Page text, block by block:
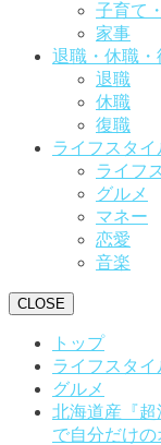
子育て
家事
退職・休職・
退職
休職
復職
ライフスタイ
ライフ
グルメ
マネー
恋愛
音楽
CLOSE
トップ
ライフスタイ
グルメ
北海道産『
で自分だけ